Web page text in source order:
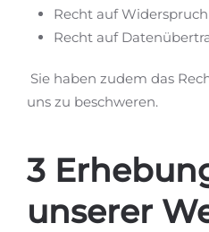
Recht auf
Recht auf
Sie haben zudem das
uns zu beschweren.
3
unserer